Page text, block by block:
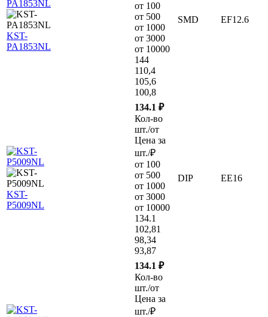
KST-
PA1853NL
от 100
от 500
от 1000
от 3000
от 10000
144
110,4
105,6
100,8
SMD EF12.6
KST-
P5009NL
134.1 ₽
Кол-во
шт./от
Цена за
шт./₽
от 100
от 500
от 1000
от 3000
от 10000
134.1
102,81
98,34
93,87
DIP EE16
134.1 ₽
Кол-во
шт./от
Цена за
шт./₽